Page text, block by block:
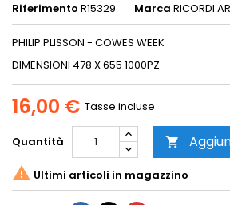
Riferimento R15329 Marca RICORDI
PHILIP PLISSON - COWES WEEK
DIMENSIONI 478 X 655 1000PZ
16,00 € Tasse incluse
Quantità 
 Ultimi articoli in magazzino